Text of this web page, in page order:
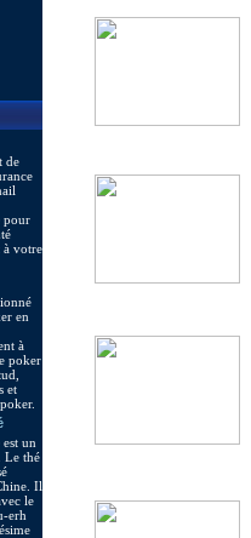
de
pour
à votre
en
à
poker
et
un
Le thé
Il
le
erh